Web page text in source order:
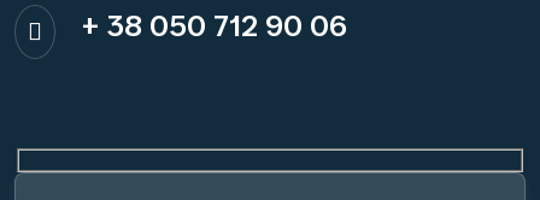
+ 38 050 712 90 06